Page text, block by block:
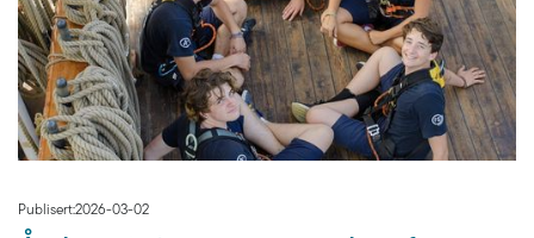
Publisert:2026-03-02